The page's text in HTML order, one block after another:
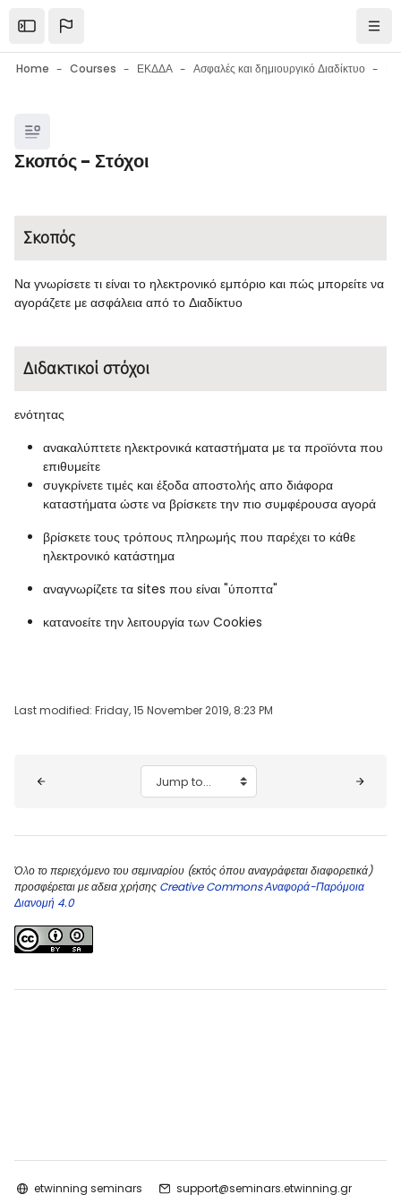
Open the sidebar
Home Courses ΕΚΔΔΑ Ασφαλές και δημιουργικό Διαδίκτυο
Blocks
Σκοπός - Στόχοι
Blocks
Σκοπός
Να γνωρίσετε τι είναι το ηλεκτρονικό εμπόριο και πώς μπορείτε να
αγοράζετε με ασφάλεια από το Διαδίκτυο
Διδακτικοί στόχοι
ενότητας
ανακαλύπτετε ηλεκτρονικά καταστήματα με τα προϊόντα που
επιθυμείτε
συγκρίνετε τιμές και έξοδα αποστολής απο διάφορα
καταστήματα ώστε να βρίσκετε την πιο συμφέρουσα αγορά
βρίσκετε τους τρόπους πληρωμής που παρέχει το κάθε
ηλεκτρονικό κατάστημα
αναγνωρίζετε τα sites που είναι "ύποπτα"
κατανοείτε την λειτουργία των Cookies
Last modified: Friday, 15 November 2019, 8:23 PM
Jump to...
Όλο το περιεχόμενο του σεμιναρίου (εκτός όπου αναγράφεται διαφορετικά)
προσφέρεται με αδεια χρήσης Creative Commons Αναφορά-Παρόμοια
Διανομή 4.0
etwinning seminars support@seminars.etwinning.gr